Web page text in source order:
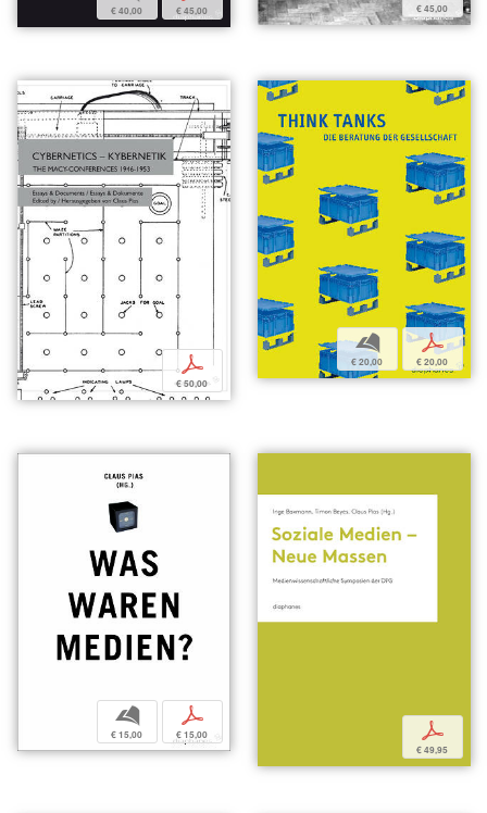
€ 40,00 € 45,00 € 45,00
p
€ 50,00
b
€ 20,00
p
€ 20,00
b
€ 15,00
p
€ 15,00 p
€ 49,95